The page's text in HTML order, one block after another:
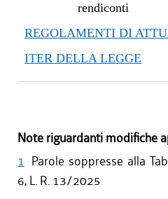
rendiconti
REGOLAMENTI DI
ITER DELLA LEGGE
Note riguardanti modifiche
1 Parole soppresse alla
6, L. R. 13/2025